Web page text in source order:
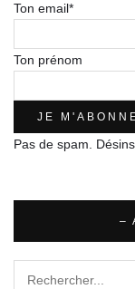
Ton email*
Ton prénom
Pas de spam.
–